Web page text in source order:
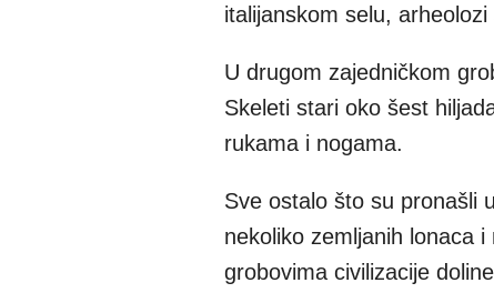
italijanskom selu,
U drugom zajedničkom
Skeleti stari oko šest
rukama i nogama.
Sve ostalo što su pronašli
nekoliko zemljanih lonaca
grobovima civilizacije